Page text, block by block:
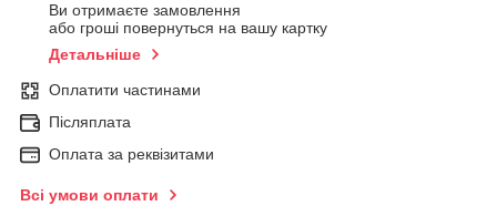
Ви отримаєте замовлення
або гроші повернуться на вашу картку
Детальніше
Оплатити частинами
Післяплата
Оплата за реквізитами
Всі умови оплати